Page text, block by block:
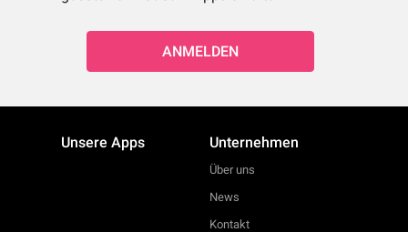
ANMELDEN
Unsere Apps Unternehmen
Über uns
News
Kontakt